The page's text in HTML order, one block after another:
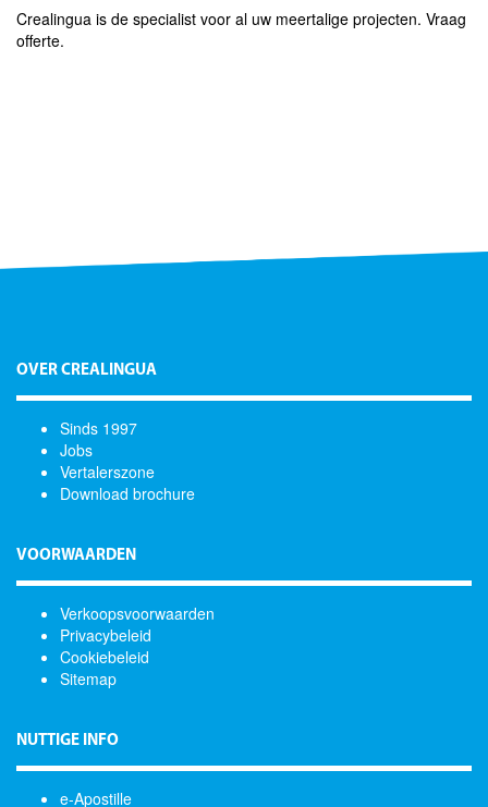
Crealingua is de specialist voor al uw meertalige projecten. Vraag
offerte.
OVER CREALINGUA
Sinds 1997
Jobs
Vertalerszone
Download brochure
VOORWAARDEN
Verkoopsvoorwaarden
Privacybeleid
Cookiebeleid
Sitemap
NUTTIGE INFO
e-Apostille